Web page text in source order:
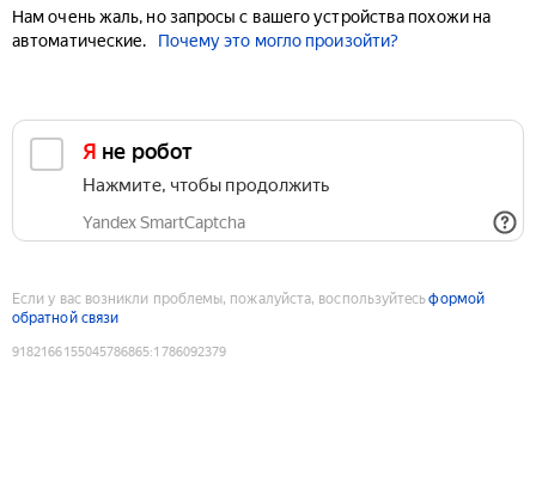
Нам очень жаль, но запросы с вашего устройства похожи на
автоматические.
Почему это могло произойти?
Я не робот
Нажмите, чтобы продолжить
Yandex SmartCaptcha
Если у вас возникли проблемы, пожалуйста, воспользуйтесьформой
обратной связи
9182166155045786865:1786092379